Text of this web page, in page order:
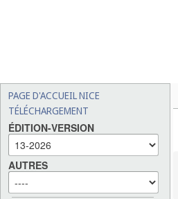
PAGE D'ACCUEIL NICE
TÉLÉCHARGEMENT
ÉDITION-VERSION
AUTRES